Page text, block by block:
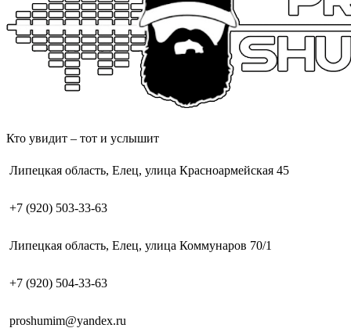
Кто увидит – тот и услышит
Липецкая область, Елец, улица Красноармейская 45
+7 (920) 503-33-63
Липецкая область, Елец, улица Коммунаров 70/1
+7 (920) 504-33-63
proshumim@yandex.ru